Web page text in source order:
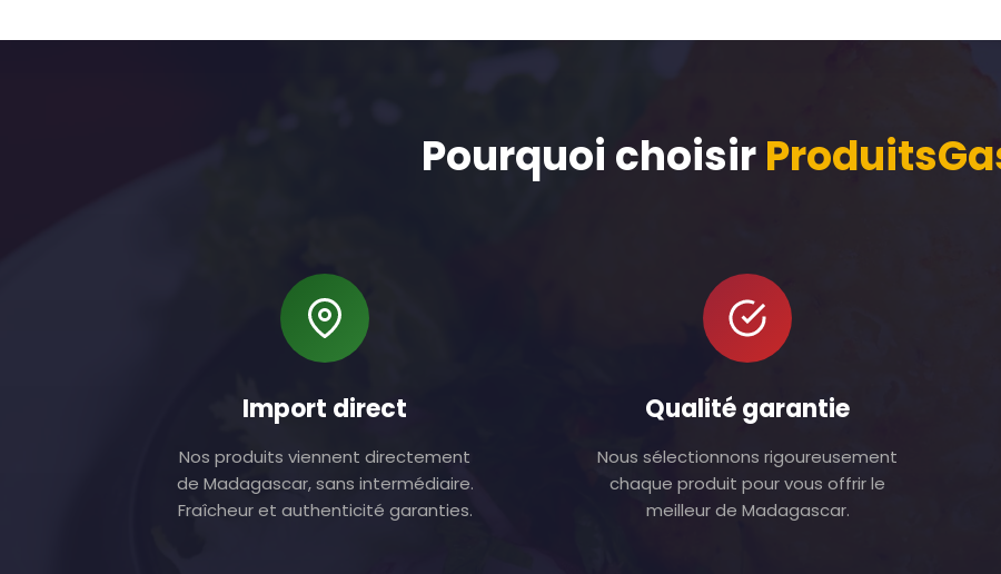
Pourquoi choisir
Import direct
Nos produits viennent directement
de Madagascar, sans intermédiaire.
Fraîcheur et authenticité garanties.
Qualité garantie
Nous sélectionnons rigoureusement
chaque produit pour vous offrir le
meilleur de Madagascar.